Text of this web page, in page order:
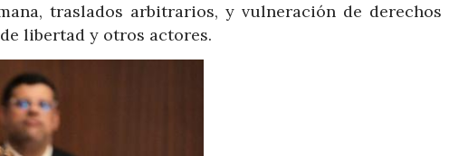
traslados arbitrarios, y vulneración de derechos
libertad y otros actores.